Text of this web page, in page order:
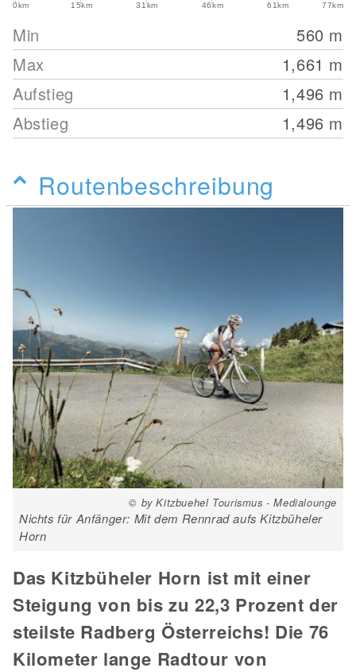
0km 15km 31km 46km 61km 77km
Min 560 m
Max
1,661 m
Aufstieg
1,496 m
Abstieg
1,496 m
Routenbeschreibung
© by Kitzbuehel Tourismus - Medialounge
Nichts für Anfänger: Mit dem Rennrad aufs Kitzbüheler
Horn
Das Kitzbüheler Horn ist mit einer
Steigung von bis zu 22,3 Prozent der
steilste Radberg Österreichs! Die 76
Kilometer lange Radtour von